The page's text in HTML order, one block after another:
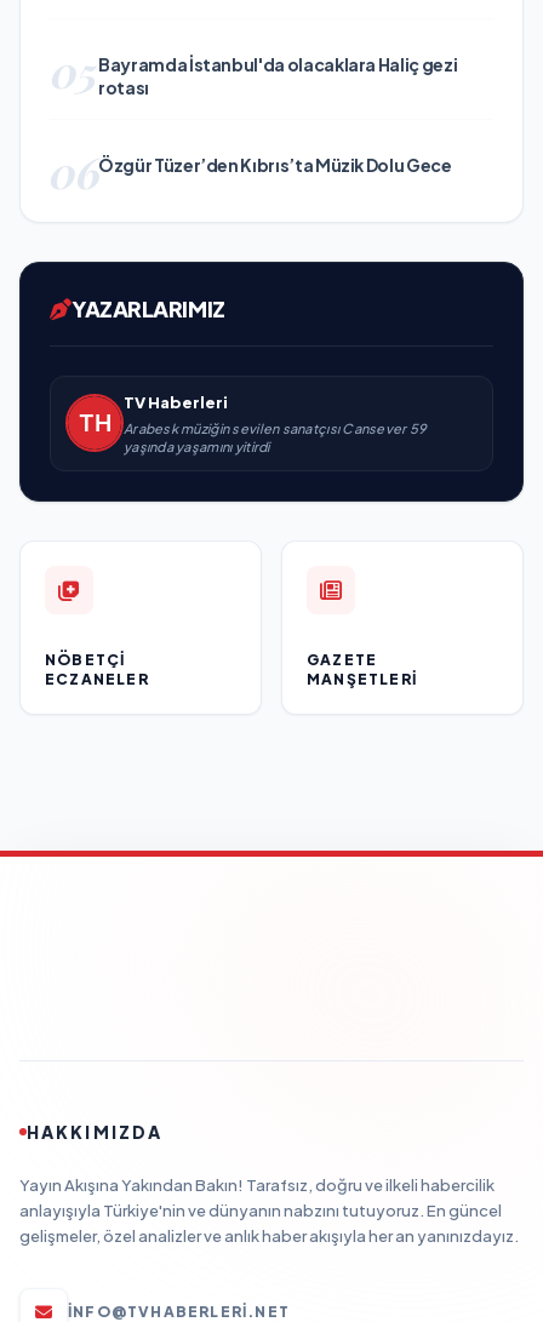
05Bayramda İstanbul'da olacaklara Haliç gezi
rotası
06Özgür Tüzer’den Kıbrıs’ta Müzik Dolu Gece
YAZARLARIMIZ
TV Haberleri
Arabesk müziğin sevilen sanatçısı Cansever 59
yaşında yaşamını yitirdi
NÖBETÇI
ECZANELER
GAZETE
MANŞETLERI
HAKKIMIZDA
Yayın Akışına Yakından Bakın! Tarafsız, doğru ve ilkeli habercilik
anlayışıyla Türkiye'nin ve dünyanın nabzını tutuyoruz. En güncel
gelişmeler, özel analizler ve anlık haber akışıyla her an yanınızdayız.
INFO@TVHABERLERI.NET